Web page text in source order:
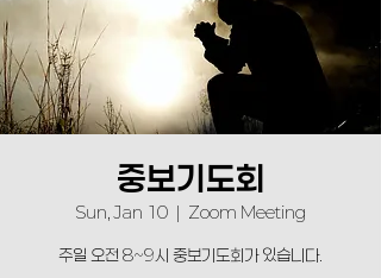
중보기도회
Sun, Jan 10
  |
Zoom Meeting
주일 오전 8~9시 중보기도회가 있습니다.